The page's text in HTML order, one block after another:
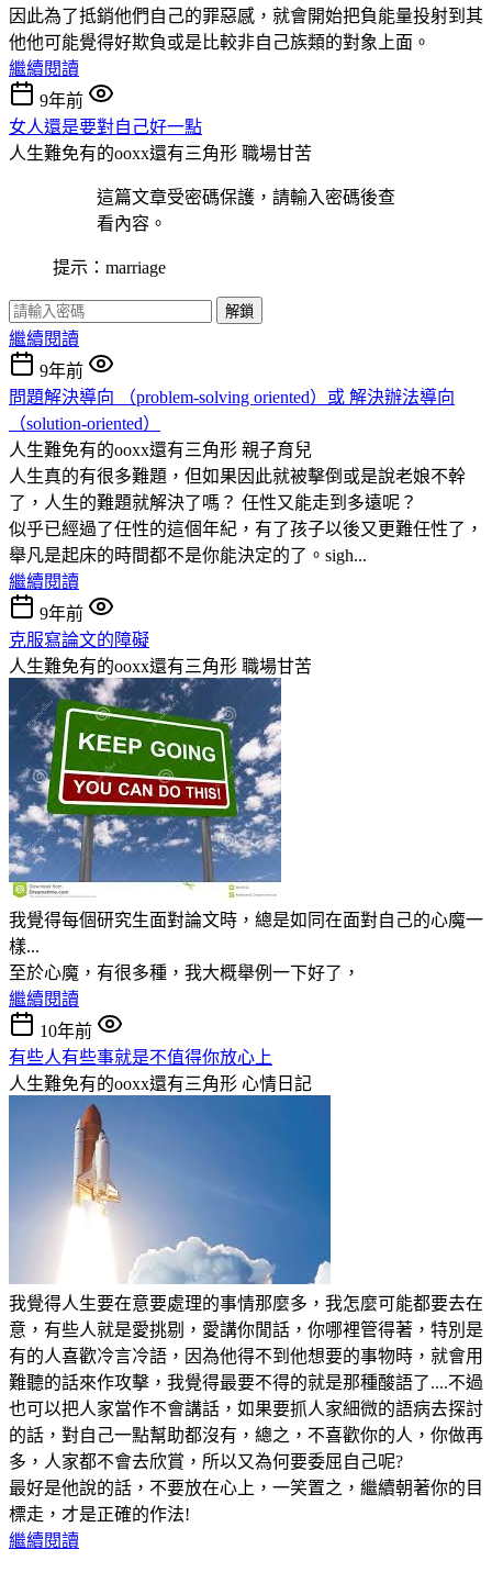
因此為了抵銷他們自己的罪惡感，就會開始把負能量投射到其
他他可能覺得好欺負或是比較非自己族類的對象上面。
繼續閱讀
9年前
女人還是要對自己好一點
人生難免有的ooxx還有三角形 職場甘苦
這篇文章受密碼保護，請輸入密碼後查
看內容。
提示：marriage
解鎖
繼續閱讀
9年前
問題解決導向 （problem-solving oriented）或 解決辦法導向
（solution-oriented）
人生難免有的ooxx還有三角形 親子育兒
人生真的有很多難題，但如果因此就被擊倒或是說老娘不幹
了，人生的難題就解決了嗎？ 任性又能走到多遠呢？
似乎已經過了任性的這個年紀，有了孩子以後又更難任性了，
舉凡是起床的時間都不是你能決定的了。sigh...
繼續閱讀
9年前
克服寫論文的障礙
人生難免有的ooxx還有三角形 職場甘苦
我覺得每個研究生面對論文時，總是如同在面對自己的心魔一
樣...
至於心魔，有很多種，我大概舉例一下好了，
繼續閱讀
10年前
有些人有些事就是不值得你放心上
人生難免有的ooxx還有三角形 心情日記
我覺得人生要在意要處理的事情那麼多，我怎麼可能都要去在
意，有些人就是愛挑剔，愛講你閒話，你哪裡管得著，特別是
有的人喜歡冷言冷語，因為他得不到他想要的事物時，就會用
難聽的話來作攻擊，我覺得最要不得的就是那種酸語了....不過
也可以把人家當作不會講話，如果要抓人家細微的語病去探討
的話，對自己一點幫助都沒有，總之，不喜歡你的人，你做再
多，人家都不會去欣賞，所以又為何要委屈自己呢?
最好是他說的話，不要放在心上，一笑置之，繼續朝著你的目
標走，才是正確的作法!
繼續閱讀